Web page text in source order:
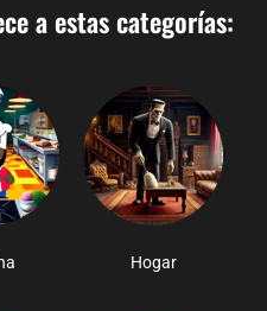
a estas categorías:
Hogar